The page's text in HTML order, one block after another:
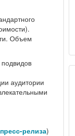
Объем
аудитории
релиза)